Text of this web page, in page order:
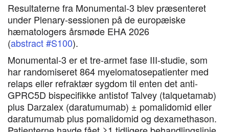
Resultaterne fra Monumental-3 blev præsenteret
under Plenary-sessionen på de europæiske
hæmatologers årsmøde EHA 2026
(abstract #S100).
Monumental-3 er et tre-armet fase III-studie, som
har randomiseret 864 myelomatosepatienter med
relaps eller refraktær sygdom til enten det anti-
GPRC5D bispecifikke antistof Talvey (talquetamab)
plus Darzalex (daratumumab) ± pomalidomid eller
daratumumab plus pomalidomid og dexamethason.